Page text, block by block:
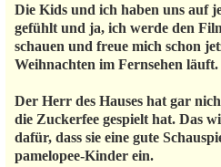
Die Kids und ich haben uns auf
gefühlt und ja, ich werde den
schauen und freue mich schon
Weihnachten im Fernsehen läuft.
Der Herr des Hauses hat gar
die Zuckerfee gespielt hat. Das
dafür, dass sie eine gute
pamelopee-Kinder ein.